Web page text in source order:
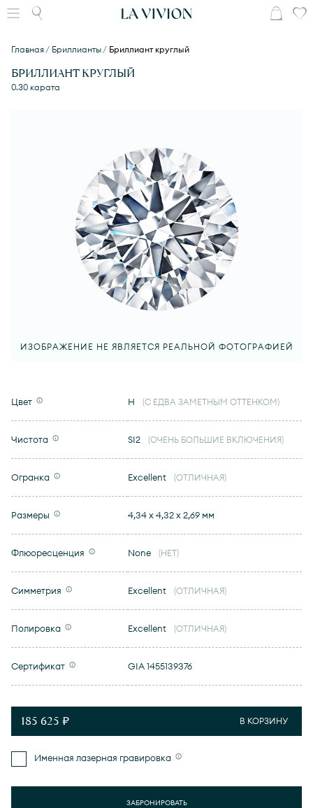
Главная Бриллианты Бриллиант круглый
БРИЛЛИАНТ КРУГЛЫЙ
0.30 карата
ИЗОБРАЖЕНИЕ НЕ ЯВЛЯЕТСЯ РЕАЛЬНОЙ ФОТОГРАФИЕЙ
Цвет H (С ЕДВА ЗАМЕТНЫМ ОТТЕНКОМ)
Чистота SI2 (ОЧЕНЬ БОЛЬШИЕ ВКЛЮЧЕНИЯ)
Огранка Excellent (ОТЛИЧНАЯ)
Размеры 4,34 x 4,32 x 2,69 мм
Флюоресценция None (НЕТ)
Симметрия Excellent (ОТЛИЧНАЯ)
Полировка Excellent (ОТЛИЧНАЯ)
Сертификат GIA 1455139376
185 625 ₽ В КОРЗИНУ
Именная лазерная гравировка
ЗАБРОНИРОВАТЬ